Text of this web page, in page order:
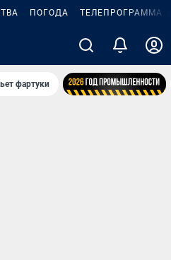
ПОГОДА ТЕЛЕПРОГРАММА
фартуки